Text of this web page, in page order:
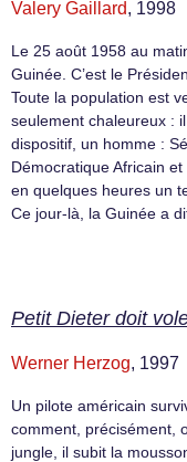
Valery Gaillard, 1998
Le 25 août 1958 au
Guinée. C’est le
Toute la population est
seulement chaleureux :
dispositif, un homme :
Démocratique Africain
en quelques heures un
Ce jour-là, la Guinée a
Petit Dieter doit
Werner Herzog, 1997
Un pilote américain
comment, précisément,
jungle, il subit la